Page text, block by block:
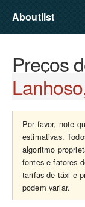
Aboutlist
Preços
Por favor, note
estimativas.
algoritmo
fontes e fatores
tarifas de táxi e
podem variar.